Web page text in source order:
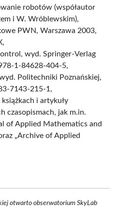
robotów (współautor
i W. Wróblewskim),
PWN, Warszawa 2003,
wyd. Springer-Verlag
1-84628-404-5,
Politechniki Poznańskiej,
7143-215-1,
i artykuły
czasopismach, jak m.in.
of Applied Mathematics and
„Archive of Applied
otwarto obserwatorium SkyLab